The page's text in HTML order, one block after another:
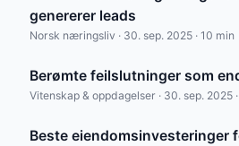
genererer leads
Norsk næringsliv · 30. sep. 2025 · 10 min
Berømte feilslutninger som
Vitenskap & oppdagelser · 30. sep. 2025
Beste eiendomsinvesteringer